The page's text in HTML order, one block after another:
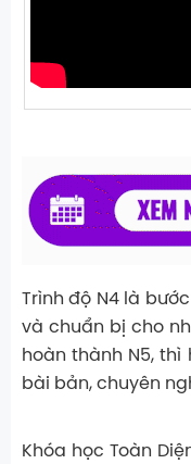
Trình độ N4 là
và chuẩn bị cho
hoàn thành N5,
bài bản, chuyên
Khóa học Toàn